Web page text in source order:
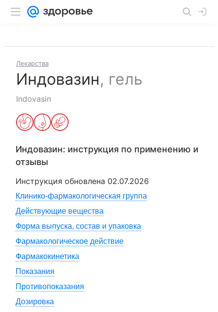
Лекарства
Индовазин, гель
Indovasin
Индовазин: инструкция по применению и
отзывы
Инструкция обновлена 02.07.2026
Клинико-фармакологическая группа
Действующие вещества
Форма выпуска, состав и упаковка
Фармакологическое действие
Фармакокинетика
Показания
Противопоказания
Дозировка